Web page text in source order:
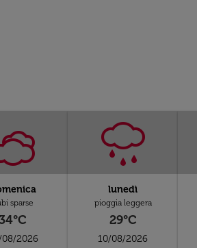
sparse
08/2026
lunedì
pioggia leggera
29°C
10/08/2026